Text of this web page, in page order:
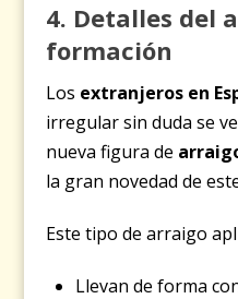
4. Detalles del
formación
Los extranjeros en
irregular sin duda se
nueva figura de
la gran novedad de
Este tipo de arraigo
Llevan de forma